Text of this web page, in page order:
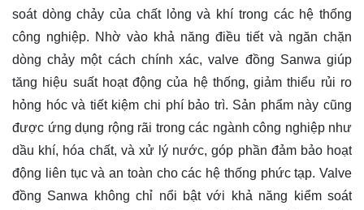
soát dòng chảy của chất lỏng và khí trong các hệ thống
công nghiệp. Nhờ vào khả năng điều tiết và ngăn chặn
dòng chảy một cách chính xác, valve đồng Sanwa giúp
tăng hiệu suất hoạt động của hệ thống, giảm thiểu rủi ro
hỏng hóc và tiết kiệm chi phí bảo trì. Sản phẩm này cũng
được ứng dụng rộng rãi trong các ngành công nghiệp như
dầu khí, hóa chất, và xử lý nước, góp phần đảm bảo hoạt
động liên tục và an toàn cho các hệ thống phức tạp. Valve
đồng Sanwa không chỉ nổi bật với khả năng kiểm soát